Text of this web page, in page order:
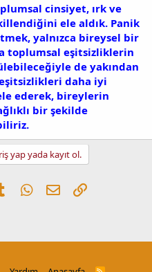
cinsiyet, ırk ve
ele aldık. Panik
yalnızca bireysel bir
toplumsal eşitsizliklerin
de yakından
daha iyi
ederek, bireylerin
bir şekilde
yap yada kayıt ol.
TumblrWhatsApp
E-postaLink